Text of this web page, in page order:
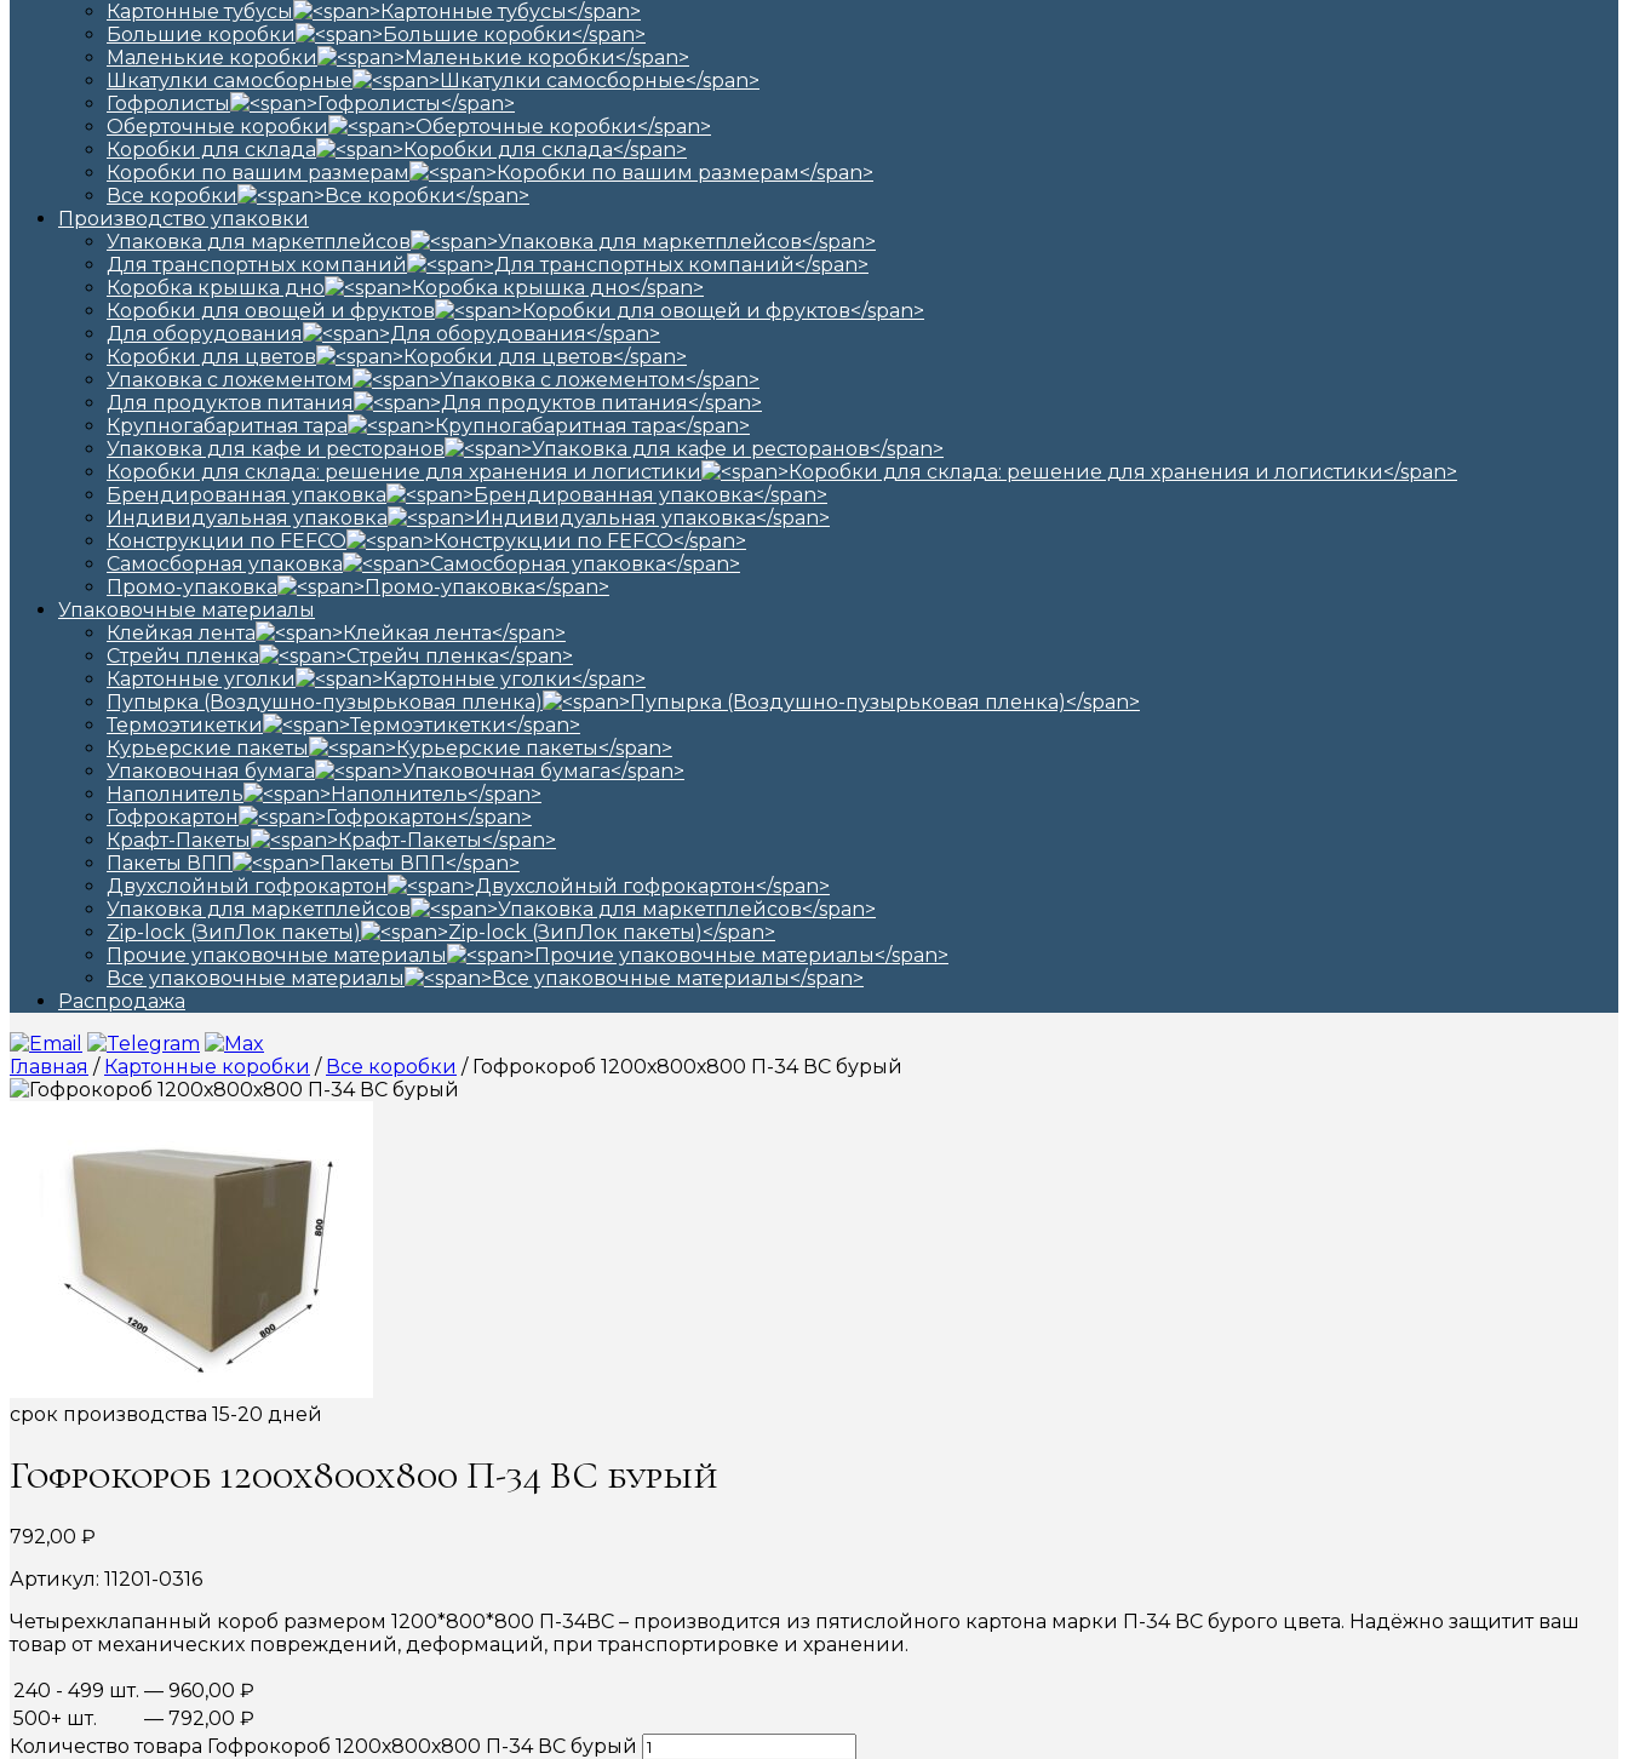
Картонные тубусы
Большие коробки
Маленькие коробки
Шкатулки самосборные
Гофролисты
Оберточные коробки
Коробки для склада
Коробки по вашим размерам
Все коробки
Производство упаковки
Упаковка для маркетплейсов
Для транспортных компаний
Коробка крышка дно
Коробки для овощей и фруктов
Для оборудования
Коробки для цветов
Упаковка с ложементом
Для продуктов питания
Крупногабаритная тара
Упаковка для кафе и ресторанов
Коробки для склада: решение для хранения и логистики
Брендированная упаковка
Индивидуальная упаковка
Конструкции по FEFCO
Самосборная упаковка
Промо-упаковка
Упаковочные материалы
Клейкая лента
Стрейч пленка
Картонные уголки
Пупырка (Воздушно-пузырьковая пленка)
Термоэтикетки
Курьерские пакеты
Упаковочная бумага
Наполнитель
Гофрокартон
Крафт-Пакеты
Пакеты ВПП
Двухслойный гофрокартон
Упаковка для маркетплейсов
Zip-lock (ЗипЛок пакеты)
Прочие упаковочные материалы
Все упаковочные материалы
Распродажа
Главная / Картонные коробки / Все коробки / Гофрокороб 1200х800х800 П-34 ВС бурый
срок производства 15-20 дней
Гофрокороб 1200х800х800 П-34 ВС бурый
792,00 ₽
Артикул: 11201-0316
Четырехклапанный короб размером 1200*800*800 П-34ВС – производится из пятислойного картона марки П-34 ВС бурого цвета. Надёжно защитит ваш
товар от механических повреждений, деформаций, при транспортировке и хранении.
240 - 499 шт. — 960,00 ₽
500+ шт.
— 792,00 ₽
Количество товара Гофрокороб 1200х800х800 П-34 ВС бурый